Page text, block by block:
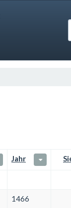
Jahr
1466